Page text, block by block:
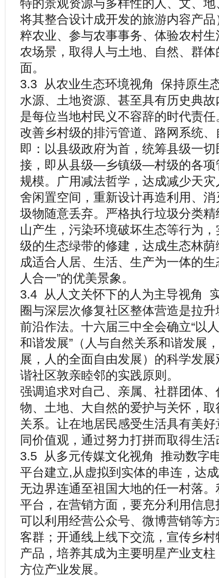
特的景观资源与多样性的人、文、
将其整合设计成开发的旅游内容产
粹农业、参与农事事务、体验农村
农场景，取得人与土地、自然、群
面。
3.3 从农业生态环境视角 保持原生
水源、土地资源、甚至具有历史典
是每位当地村民义不容辞的时代责任
改善乡村级的排污管道、路网系统
即：以县级政府为首，统筹县级一
接，即从县级—乡镇级—村级的各项
规模。广用减法哲学，达成减少天
舍闲置空间，重新设计再造利用、
圾物随意丢弃。严格执行垃圾分类
山产生，污染环境破坏生态等行为
级的生态绿带的修建，达成生态林
成适合人居、生活、生产为一体的
人合一”的优美景象。
3.4 从人文关怀下的人为主导视角
圈与深层次修复社区整体营造是拉
前沿作法。十六届三中全会确立“以
和谐发展”（人与自然关系和谐发展
展，人的全面自由发展）的科学发
谐社区敦亲睦邻的实践原则。
强调追求对自己、亲属、社群团体
物、土地、大自然的爱护与关怀，
关系。让在地居民感受生活具有美
同价值观，通过努力打拼而取得生
3.5 从多元传媒文化视角 推动数字
平台建立,从虚拟到实体的串连，达
无边界连通至祖国大地的任一村落
平台，在营销方面，要充分利用信
可以利用经营公众号、微博营销等
客群；开通线上线下交流，宣传乡
产品，培养其成为主要明星产业支
方位产业发展。